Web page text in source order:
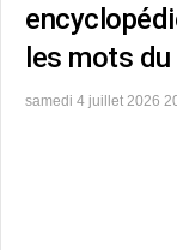
les mots
samedi 4 juillet 2026